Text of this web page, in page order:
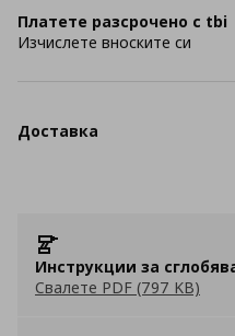
Платете разсрочено с tbi
Изчислете вноските си
Доставка
Инструкции за
Свалете PDF (797 KB)